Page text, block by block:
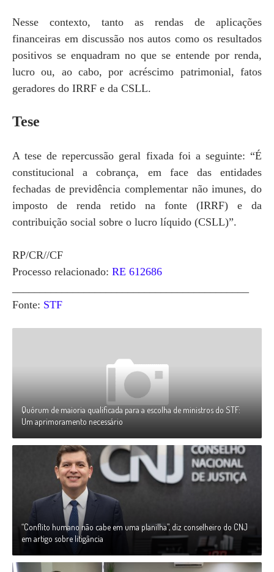
Nesse contexto, tanto as rendas de aplicações
financeiras em discussão nos autos como os resultados
positivos se enquadram no que se entende por renda,
lucro ou, ao cabo, por acréscimo patrimonial, ​fatos
geradores do IRRF e da CSLL.
Tese
A tese de repercussão geral fixada foi a seguinte: “É
constitucional a cobrança, em face das entidades
fechadas de previdência complementar não imunes, do
imposto de renda retido na fonte (IRRF) e da
contribuição social sobre o lucro líquido (CSLL)”.
RP/CR//CF
Processo relacionado: RE 612686
Fonte: STF
Quórum de maioria qualificada para a escolha de ministros do STF:
Um aprimoramento necessário
“Conflito humano não cabe em uma planilha”, diz conselheiro do CNJ
em artigo sobre litigância